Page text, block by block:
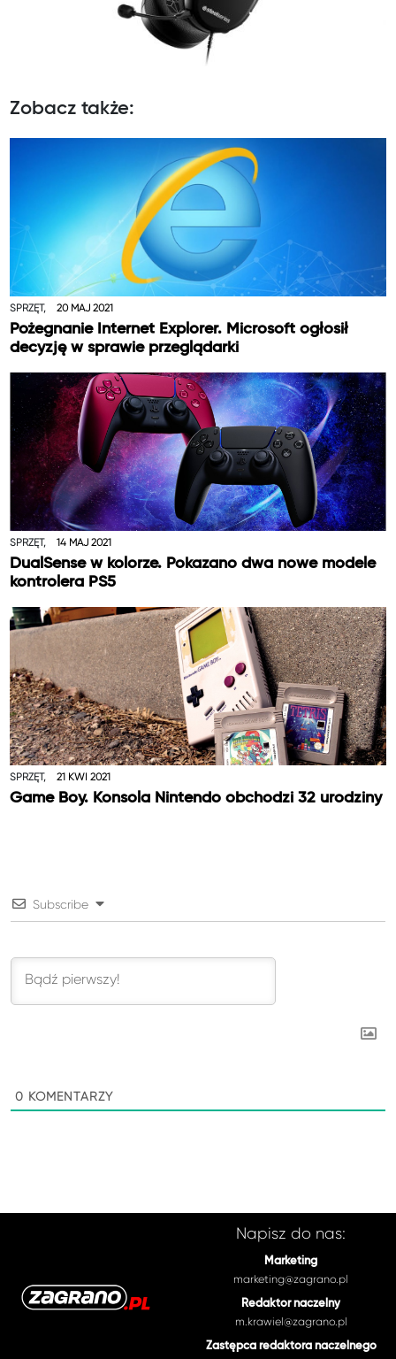
Zobacz także:
SPRZĘT, 20 MAJ 2021
Pożegnanie Internet Explorer. Microsoft ogłosił
decyzję w sprawie przeglądarki
SPRZĘT, 14 MAJ 2021
DualSense w kolorze. Pokazano dwa nowe modele
kontrolera PS5
SPRZĘT, 21 KWI 2021
Game Boy. Konsola Nintendo obchodzi 32 urodziny
Subscribe
0 KOMENTARZY
Napisz do nas:
Marketing
marketing@zagrano.pl
Redaktor naczelny
m.krawiel@zagrano.pl
Zastępca redaktora naczelnego